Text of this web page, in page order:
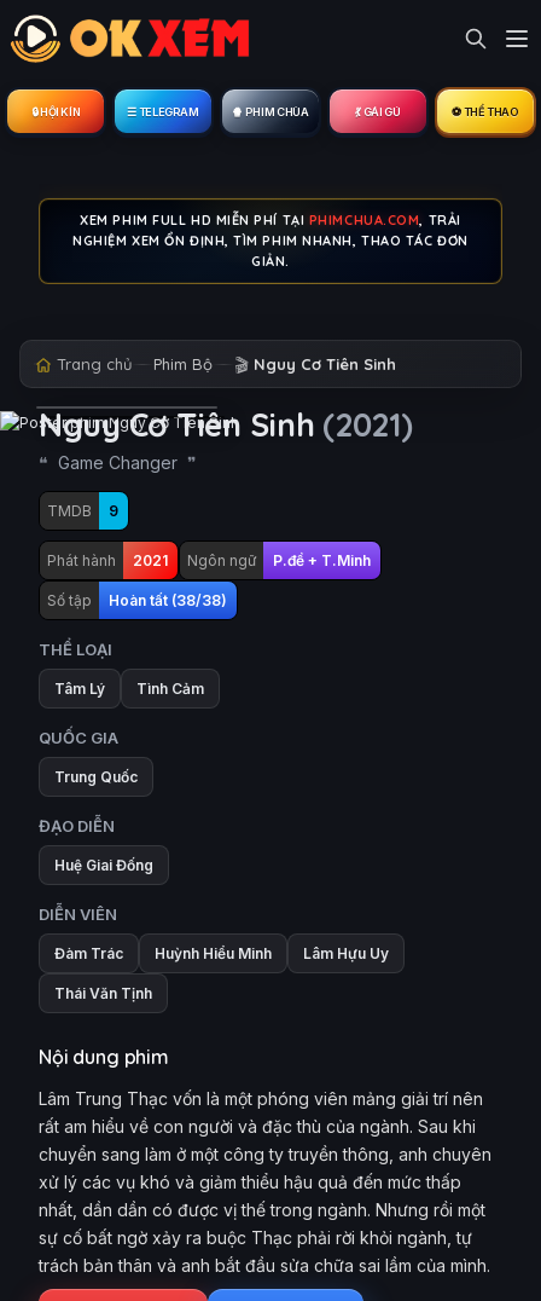
🔒︎ HỘI KÍN ☰ TELEGRAM 🍿 PHIM CHÙA 💃 GÁI GÚ ⚽ THỂ THAO
XEM PHIM FULL HD MIỄN PHÍ TẠI PHIMCHUA.COM, TRẢI
NGHIỆM XEM ỔN ĐỊNH, TÌM PHIM NHANH, THAO TÁC ĐƠN
GIẢN.
Trang chủ Phim Bộ 🎬 Nguy Cơ Tiên Sinh
Nguy Cơ Tiên Sinh (2021)
Game Changer
TMDB 9
Phát hành 2021 Ngôn ngữ P.đề + T.Minh
Số tập Hoàn tất (38/38)
THỂ LOẠI
Tâm Lý Tình Cảm
QUỐC GIA
Trung Quốc
ĐẠO DIỄN
Huệ Giai Đống
DIỄN VIÊN
Đàm Trác Huỳnh Hiểu Minh Lâm Hựu Uy
Thái Văn Tịnh
Nội dung phim
Lâm Trung Thạc vốn là một phóng viên mảng giải trí nên
rất am hiểu về con người và đặc thù của ngành. Sau khi
chuyển sang làm ở một công ty truyền thông, anh chuyên
xử lý các vụ khó và giảm thiểu hậu quả đến mức thấp
nhất, dần dần có được vị thế trong ngành. Nhưng rồi một
sự cố bất ngờ xảy ra buộc Thạc phải rời khỏi ngành, tự
trách bản thân và anh bắt đầu sửa chữa sai lầm của mình.